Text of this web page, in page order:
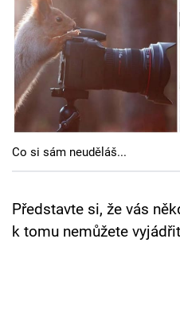
Seriály
Hry
Cool Esport
Pořady
TV Program
Sledujte prima+
Co si sám neuděláš...
Představte si, že vás
k tomu nemůžete